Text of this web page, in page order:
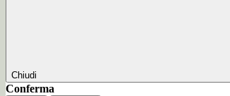
Chiudi
Conferma